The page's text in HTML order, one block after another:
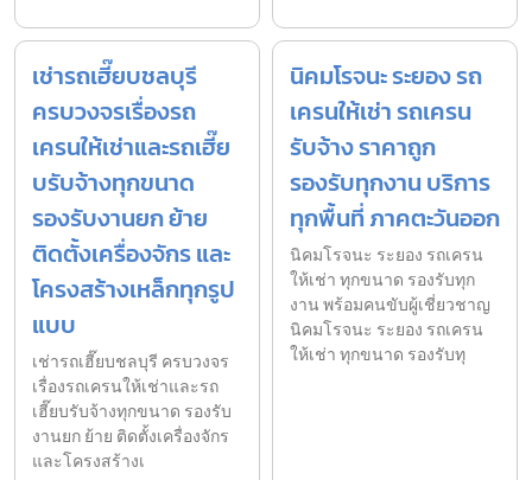
เช่ารถเฮี๊ยบชลบุรี
ครบวงจรเรื่องรถ
เครนให้เช่าและรถเฮี๊ย
บรับจ้างทุกขนาด
รองรับงานยก ย้าย
ติดตั้งเครื่องจักร และ
โครงสร้างเหล็กทุกรูป
แบบ
เช่ารถเฮี๊ยบชลบุรี ครบวงจร
เรื่องรถเครนให้เช่าและรถ
เฮี๊ยบรับจ้างทุกขนาด รองรับ
งานยก ย้าย ติดตั้งเครื่องจักร
และโครงสร้างเ
นิคมโรจนะ ระยอง รถ
เครนให้เช่า รถเครน
รับจ้าง ราคาถูก
รองรับทุกงาน บริการ
ทุกพื้นที่ ภาคตะวันออก
นิคมโรจนะ ระยอง รถเครน
ให้เช่า ทุกขนาด รองรับทุก
งาน พร้อมคนขับผู้เชี่ยวชาญ
นิคมโรจนะ ระยอง รถเครน
ให้เช่า ทุกขนาด รองรับทุ